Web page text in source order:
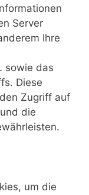
Server
Ihre
sowie das
Diese
Zugriff auf
die
um die